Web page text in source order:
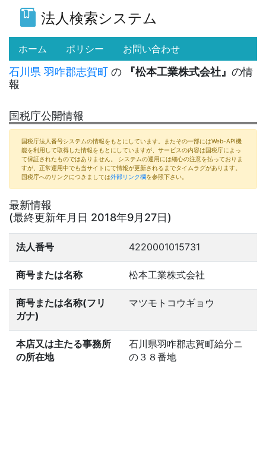
法人検索システム
ホーム (current)
ポリシー お問い合わせ
石川県 羽咋郡志賀町 の 『松本工業株式会社』 の情
報
国税庁公開情報
国税庁法人番号システムの情報をもとにしています。またその一部にはWeb-API機
能を利用して取得した情報をもとにしていますが、サービスの内容は国税庁によっ
て保証されたものではありません。 システムの運用には細心の注意を払っておりま
すが、正常運用中でも当サイトにて情報が更新されるまでタイムラグがあります。
国税庁へのリンクにつきましては外部リンク欄を参照下さい。
最新情報
(最終更新年月日 2018年9月27日)
法人番号 4220001015731
商号または名称 松本工業株式会社
商号または名称(フリ
ガナ)
マツモトコウギョウ
本店又は主たる事務所
の所在地
石川県羽咋郡志賀町給分ニ
の３８番地